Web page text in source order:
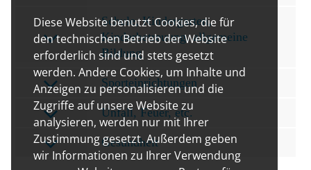
Diese Website benutzt Cookies, die für
den technischen Betrieb der Website
erforderlich sind und stets gesetzt
werden. Andere Cookies, um Inhalte und
Anzeigen zu personalisieren und die
Zugriffe auf unsere Website zu
analysieren, werden nur mit Ihrer
Zustimmung gesetzt. Außerdem geben
wir Informationen zu Ihrer Verwendung
Schule, Kindergarten,
Kinderbetreuung, allgemeine
Bildung
Sporteinrichtungen
Unfall, Feuer, etc.
Gesundheit